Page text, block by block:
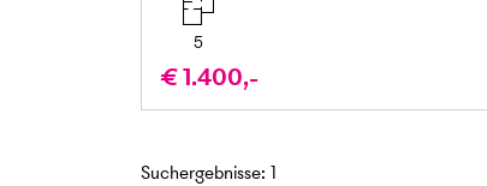
5
€ 1.400,-
Suchergebnisse: 1